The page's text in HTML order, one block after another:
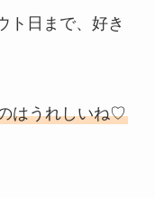
ト日まで、好き
はうれしいね♡